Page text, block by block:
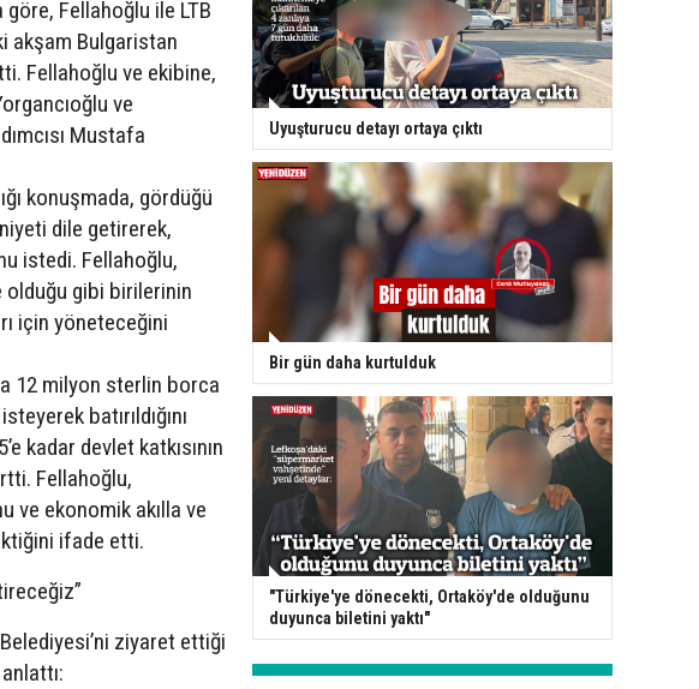
göre, Fellahoğlu ile LTB
akşam Bulgaristan
Fellahoğlu ve ekibine,
ve
Mustafa
konuşmada, gördüğü
dile getirerek,
istedi. Fellahoğlu,
olduğu gibi birilerinin
için yöneteceğini
12 milyon sterlin borca
batırıldığını
kadar devlet katkısının
Fellahoğlu,
ve ekonomik akılla ve
ifade etti.
ziyaret ettiği
Uyuşturucu detayı ortaya çıktı
Bir gün daha kurtulduk
"Türkiye'ye dönecekti, Ortaköy'de olduğunu
duyunca biletini yaktı"